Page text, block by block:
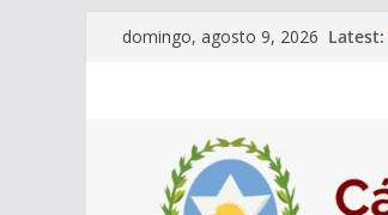
domingo, agosto 9, 2026 Latest: